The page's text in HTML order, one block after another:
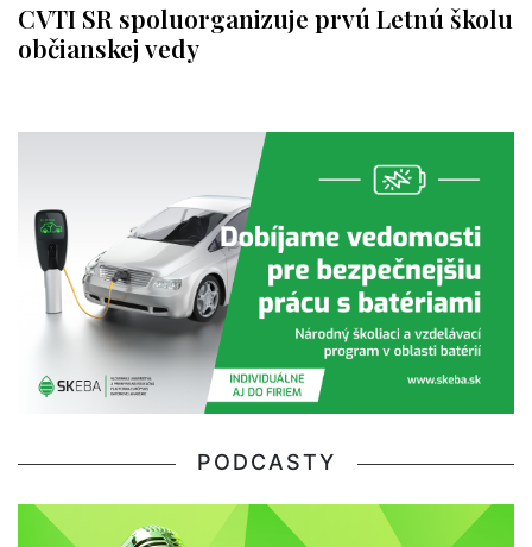
CVTI SR spoluorganizuje prvú Letnú školu
občianskej vedy
PODCASTY